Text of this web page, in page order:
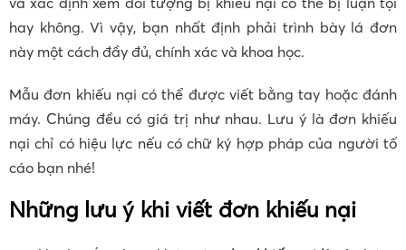
hay không. Vì vậy, bạn nhất định phải trình bày lá đơn
này một cách đầy đủ, chính xác và khoa học.
Mẫu đơn khiếu nại có thể được viết bằng tay hoặc đánh
máy. Chúng đều có giá trị như nhau. Lưu ý là đơn khiếu
nại chỉ có hiệu lực nếu có chữ ký hợp pháp của người tố
cáo bạn nhé!
Những lưu ý khi viết đơn khiếu nại